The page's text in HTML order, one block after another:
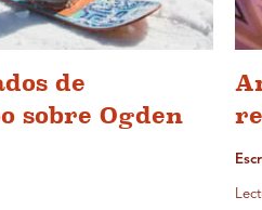
de
sobre Ogden